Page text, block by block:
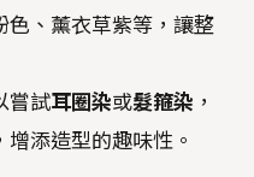
色、薰衣草紫等，讓整
嘗試耳圈染或髮箍染 ，
添造型的趣味性。